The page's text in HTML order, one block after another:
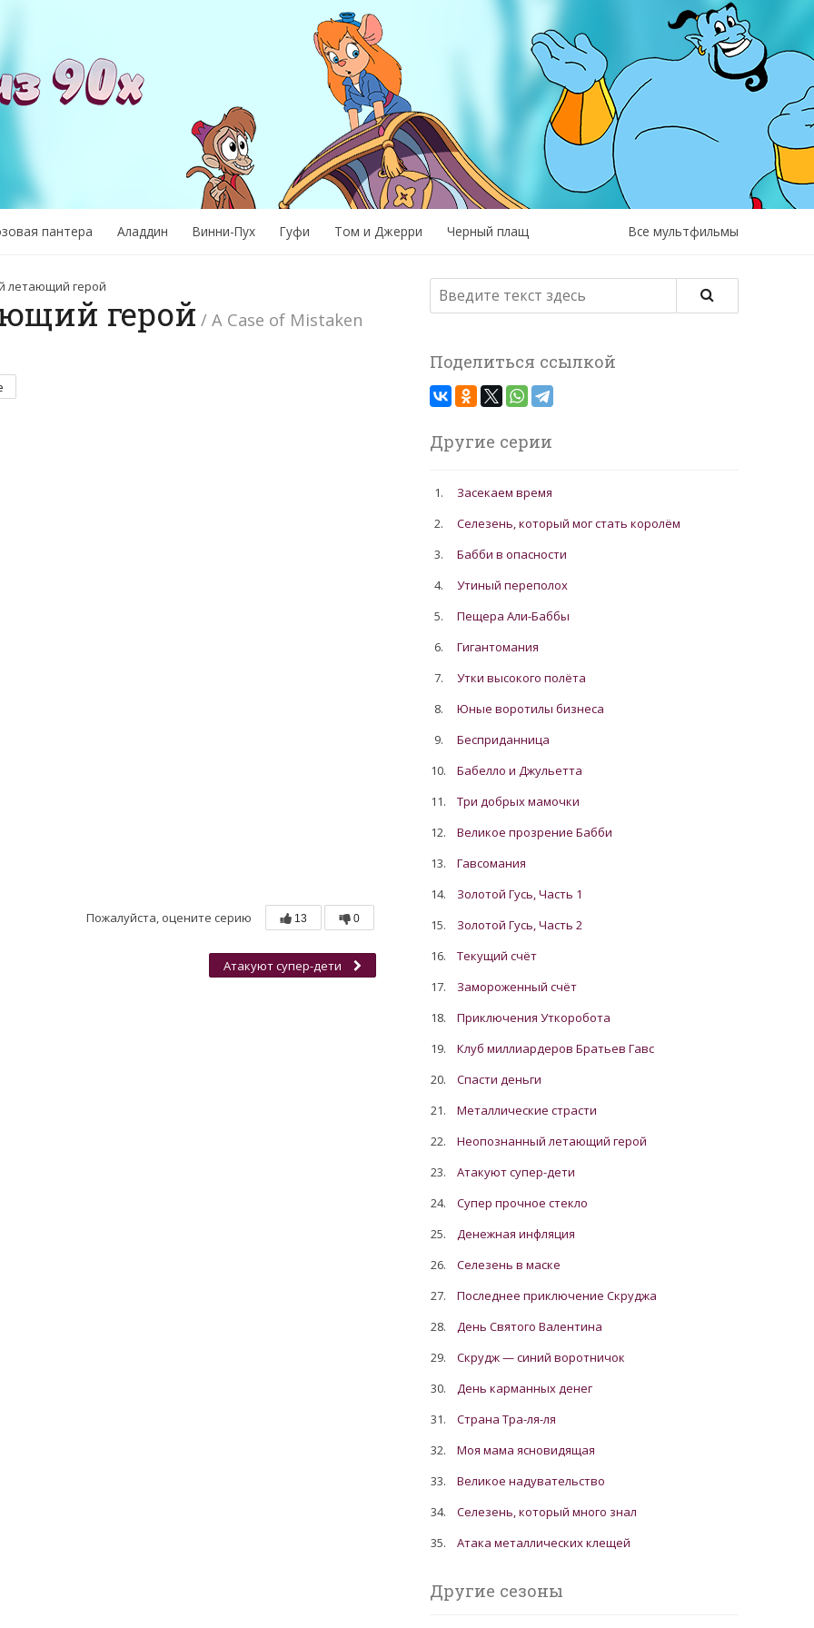
пантера Аладдин Винни-Пух Гуфи Том и Джерри Черный плащ Все мультфильмы
летающий герой
герой / A Case of Mistaken
Пожалуйста, оцените серию 13 0
Атакуют супер-дети
Поделиться ссылкой
Другие серии
1.
Засекаем время
2.
Селезень, который мог стать королём
3.
Бабби в опасности
4.
Утиный переполох
5.
Пещера Али-Баббы
6.
Гигантомания
7.
Утки высокого полёта
8.
Юные воротилы бизнеса
9.
Бесприданница
10.
Бабелло и Джульетта
11.
Три добрых мамочки
12.
Великое прозрение Бабби
13.
Гавсомания
14.
Золотой Гусь, Часть 1
15.
Золотой Гусь, Часть 2
16.
Текущий счёт
17.
Замороженный счёт
18.
Приключения Уткоробота
19.
Клуб миллиардеров Братьев Гавс
20.
Спасти деньги
21.
Металлические страсти
22.
Неопознанный летающий герой
23.
Атакуют супер-дети
24.
Супер прочное стекло
25.
Денежная инфляция
26.
Cелезень в маске
27.
Последнее приключение Скруджа
28.
День Святого Валентина
29.
Скрудж — синий воротничок
30.
День карманных денег
31.
Страна Тра-ля-ля
32.
Моя мама ясновидящая
33.
Великое надувательство
34.
Cелезень, который много знал
35.
Атака металлических клещей
Другие сезоны